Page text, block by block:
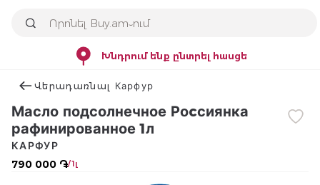
Խնդրում ենք ընտրել հասցե
Վերադառնալ Карфур
Масло подсолнечное Роcсиянка
рафинированное 1л
790 000 ֏/ 1լ
КАРФУР